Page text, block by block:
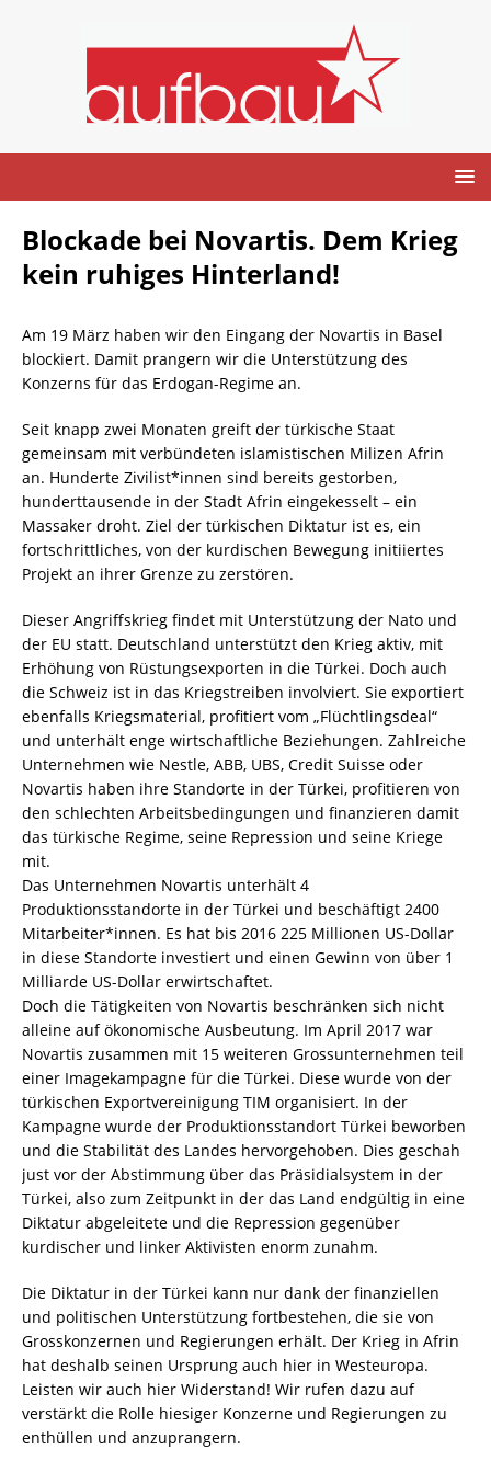
Blockade bei Novartis. Dem Krieg
kein ruhiges Hinterland!
Am 19 März haben wir den Eingang der Novartis in Basel
blockiert. Damit prangern wir die Unterstützung des
Konzerns für das Erdogan-Regime an.
Seit knapp zwei Monaten greift der türkische Staat
gemeinsam mit verbündeten islamistischen Milizen Afrin
an. Hunderte Zivilist*innen sind bereits gestorben,
hunderttausende in der Stadt Afrin eingekesselt – ein
Massaker droht. Ziel der türkischen Diktatur ist es, ein
fortschrittliches, von der kurdischen Bewegung initiiertes
Projekt an ihrer Grenze zu zerstören.
Dieser Angriffskrieg findet mit Unterstützung der Nato und
der EU statt. Deutschland unterstützt den Krieg aktiv, mit
Erhöhung von Rüstungsexporten in die Türkei. Doch auch
die Schweiz ist in das Kriegstreiben involviert. Sie exportiert
ebenfalls Kriegsmaterial, profitiert vom „Flüchtlingsdeal“
und unterhält enge wirtschaftliche Beziehungen. Zahlreiche
Unternehmen wie Nestle, ABB, UBS, Credit Suisse oder
Novartis haben ihre Standorte in der Türkei, profitieren von
den schlechten Arbeitsbedingungen und finanzieren damit
das türkische Regime, seine Repression und seine Kriege
mit.
Das Unternehmen Novartis unterhält 4
Produktionsstandorte in der Türkei und beschäftigt 2400
Mitarbeiter*innen. Es hat bis 2016 225 Millionen US-Dollar
in diese Standorte investiert und einen Gewinn von über 1
Milliarde US-Dollar erwirtschaftet.
Doch die Tätigkeiten von Novartis beschränken sich nicht
alleine auf ökonomische Ausbeutung. Im April 2017 war
Novartis zusammen mit 15 weiteren Grossunternehmen teil
einer Imagekampagne für die Türkei. Diese wurde von der
türkischen Exportvereinigung TIM organisiert. In der
Kampagne wurde der Produktionsstandort Türkei beworben
und die Stabilität des Landes hervorgehoben. Dies geschah
just vor der Abstimmung über das Präsidialsystem in der
Türkei, also zum Zeitpunkt in der das Land endgültig in eine
Diktatur abgeleitete und die Repression gegenüber
kurdischer und linker Aktivisten enorm zunahm.
Die Diktatur in der Türkei kann nur dank der finanziellen
und politischen Unterstützung fortbestehen, die sie von
Grosskonzernen und Regierungen erhält. Der Krieg in Afrin
hat deshalb seinen Ursprung auch hier in Westeuropa.
Leisten wir auch hier Widerstand! Wir rufen dazu auf
verstärkt die Rolle hiesiger Konzerne und Regierungen zu
enthüllen und anzuprangern.